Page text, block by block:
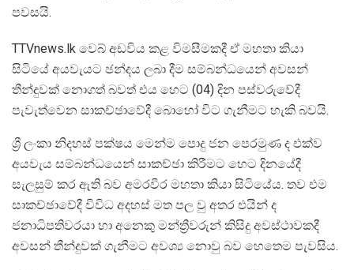
පවසයි.
TTVnews.lk වෙබ් අඩවිය කළ විමසීමකදී ඒ මහතා කියා
සිටියේ අයවැයට ඡන්දය ලබා දීම සම්බන්ධයෙන් අවසන්
තීන්දුවක් නොගත් බවත් එය හෙට (04) දින පස්වරුවේදී
පැවැත්වෙන සාකච්ඡාවේදී බොහෝ විට ගැනීමට හැකි බවයි.
ශ්‍රී ලංකා නිදහස් පක්ෂය මෙන්ම පොදු ජන පෙරමුණ ද එක්ව
අයවැය සම්බන්ධයෙන් සාකච්ඡා කිරීමට හෙට දිනයේදී
සැලසුම් කර ඇති බව අමරවීර මහතා කියා සිටියේය. තව එම
සාකච්ඡාවේදී විවිධ අදහස් මත පල වු අතර එයින් ද
ජනාධිපතිවරයා හා අනෙකු මන්ත්‍රීවරුන් කිසිදු අවස්ථාවකදී
අවසන් තීන්දුවක් ගැනීමට අවශ්‍ය නොවු බව හෙතෙම පැවසිය.